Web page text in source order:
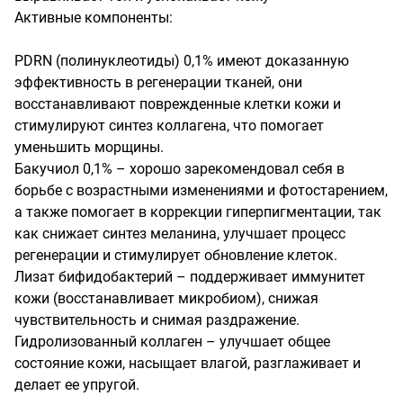
Активные компоненты:
PDRN (полинуклеотиды) 0,1% имеют доказанную
эффективность в регенерации тканей, они
восстанавливают поврежденные клетки кожи и
стимулируют синтез коллагена, что помогает
уменьшить морщины.
Бакучиол 0,1% – хорошо зарекомендовал себя в
борьбе с возрастными изменениями и фотостарением,
а также помогает в коррекции гиперпигментации, так
как снижает синтез меланина, улучшает процесс
регенерации и стимулирует обновление клеток.
Лизат бифидобактерий – поддерживает иммунитет
кожи (восстанавливает микробиом), снижая
чувствительность и снимая раздражение.
Гидролизованный коллаген – улучшает общее
состояние кожи, насыщает влагой, разглаживает и
делает ее упругой.